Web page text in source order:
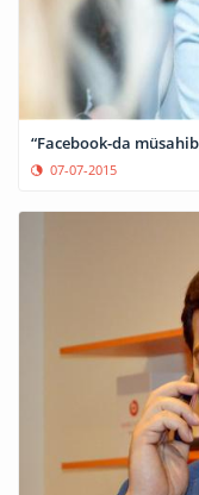
“Facebook-da
07-07-2015